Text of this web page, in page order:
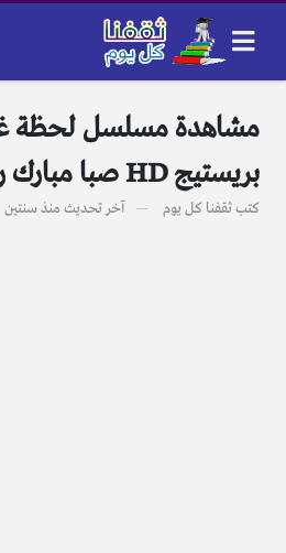
بريستيج HD صبا مبارك رمضان 2024
كتبثقفنا كل يوم آخر تحديث منذ سنتين